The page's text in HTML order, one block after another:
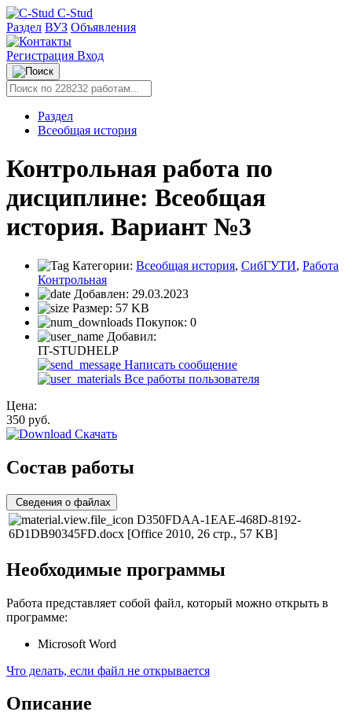
C-Stud
Раздел ВУЗ Объявления
Регистрация Вход
Раздел
Всеобщая история
Контрольная работа по
дисциплине: Всеобщая
история. Вариант №3
Категории: Всеобщая история, СибГУТИ, Работа
Контрольная
Добавлен: 29.03.2023
Размер: 57 KB
Покупок: 0
Добавил:
IT-STUDHELP
Написать сообщение
Все работы пользователя
Цена:
350 руб.
Скачать
Состав работы
Сведения о файлах
D350FDAA-1EAE-468D-8192-
6D1DB90345FD.docx [Office 2010, 26 стр., 57 KB]
Необходимые программы
Работа представляет собой файл, который можно открыть в
программе:
Microsoft Word
Что делать, если файл не открывается
Описание